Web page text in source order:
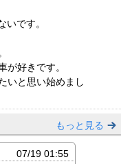
いです。
が好きです。
いと思い始めまし
もっと見る
07/19 01:55